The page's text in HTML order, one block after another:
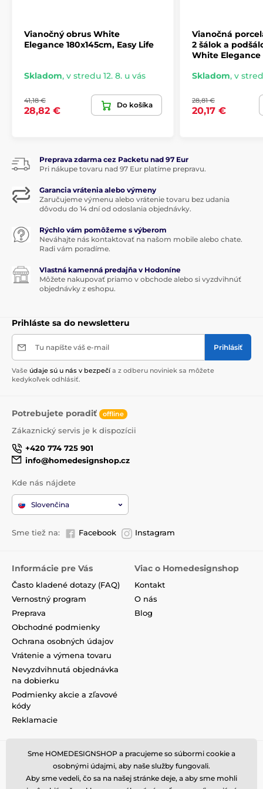
Vianočný obrus White
Elegance 180x145cm, Easy Life
Skladom, v stredu 12. 8. u vás
41,18 €
28,82 €
Do košíka
Vianočná
2 šálok a
White Elegance
Skladom, v
28,81 €
20,17 €
Preprava zdarma cez Packetu nad 97 Eur
Pri nákupe tovaru nad 97 Eur platíme prepravu.
Garancia vrátenia alebo výmeny
Zaručujeme výmenu alebo vrátenie tovaru bez udania
dôvodu do 14 dní od odoslania objednávky.
Rýchlo vám pomôžeme s výberom
Neváhajte nás kontaktovať na našom mobile alebo chate.
Radi vám poradíme.
Vlastná kamenná predajňa v Hodoníne
Môžete nakupovať priamo v obchode alebo si vyzdvihnúť
objednávky z eshopu.
Prihláste sa do newsletteru
Tu napíšte váš e-mail Prihlásiť
Vaše údaje sú u nás v bezpečí a z odberu noviniek sa môžete
kedykoľvek odhlásiť.
Potrebujete poradiť offline
Zákaznický servis je k dispozícii
+420 774 725 901
info@homedesignshop.cz
Kde nás nájdete
Slovenčina
Sme tiež na: Facebook Instagram
Informácie pre Vás
Často kladené dotazy (FAQ)
Vernostný program
Preprava
Obchodné podmienky
Ochrana osobných údajov
Vrátenie a výmena tovaru
Nevyzdvihnutá objednávka
na dobierku
Podmienky akcie a zľavové
kódy
Reklamacie
Viac o Homedesignshop
Kontakt
O nás
Blog
Sme HOMEDESIGNSHOP a pracujeme so súbormi cookie a
osobnými údajmi, aby naše služby fungovali.
Aby sme vedeli, čo sa na našej stránke deje, a aby sme mohli